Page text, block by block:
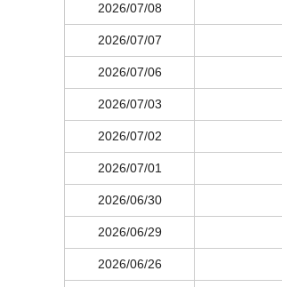
2026/07/08
2026/07/07
2026/07/06
2026/07/03
2026/07/02
2026/07/01
2026/06/30
2026/06/29
2026/06/26